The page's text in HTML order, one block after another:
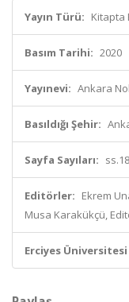
Yayın Türü: Kitapta
Basım Tarihi: 2020
Yayınevi: Ankara
Basıldığı Şehir:
Sayfa Sayıları:
Editörler: Ekrem
Musa Karakükçü,
Erciyes